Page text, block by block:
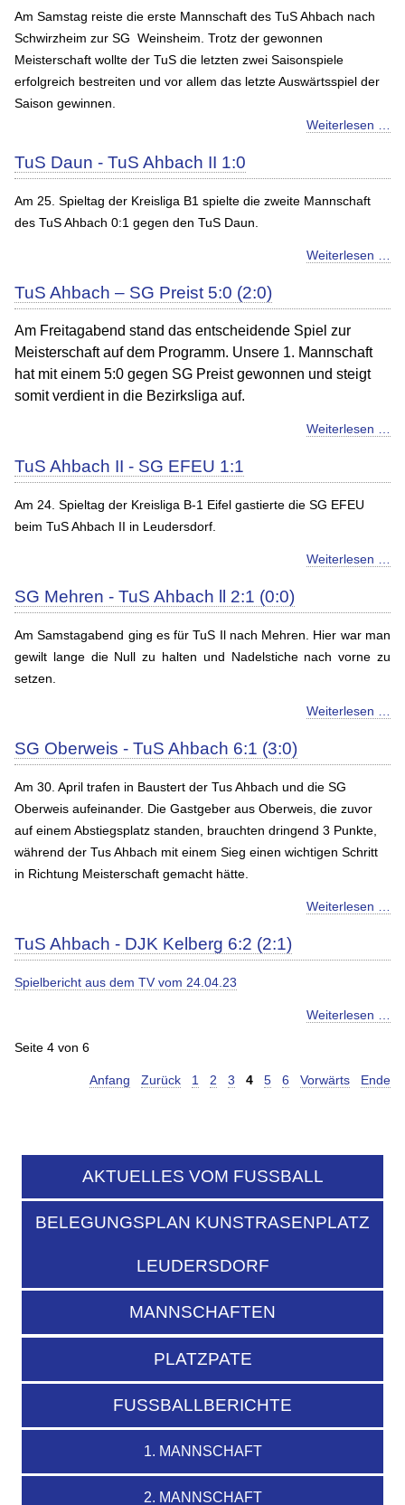
Am Samstag reiste die erste Mannschaft des TuS Ahbach nach
Schwirzheim zur SG Weinsheim. Trotz der gewonnen
Meisterschaft wollte der TuS die letzten zwei Saisonspiele
erfolgreich bestreiten und vor allem das letzte Auswärtsspiel der
Saison gewinnen.
Weiterlesen …
TuS Daun - TuS Ahbach II 1:0
Am 25. Spieltag der Kreisliga B1 spielte die zweite Mannschaft
des TuS Ahbach 0:1 gegen den TuS Daun.
Weiterlesen …
TuS Ahbach – SG Preist 5:0 (2:0)
Am Freitagabend stand das entscheidende Spiel zur
Meisterschaft auf dem Programm. Unsere 1. Mannschaft
hat mit einem 5:0 gegen SG Preist gewonnen und steigt
somit verdient in die Bezirksliga auf.
Weiterlesen …
TuS Ahbach II - SG EFEU 1:1
Am 24. Spieltag der Kreisliga B-1 Eifel gastierte die SG EFEU
beim TuS Ahbach II in Leudersdorf.
Weiterlesen …
SG Mehren - TuS Ahbach ll 2:1 (0:0)
Am Samstagabend ging es für TuS Il nach Mehren. Hier war man
gewilt lange die Null zu halten und Nadelstiche nach vorne zu
setzen.
Weiterlesen …
SG Oberweis - TuS Ahbach 6:1 (3:0)
Am 30. April trafen in Baustert der Tus Ahbach und die SG
Oberweis aufeinander. Die Gastgeber aus Oberweis, die zuvor
auf einem Abstiegsplatz standen, brauchten dringend 3 Punkte,
während der Tus Ahbach mit einem Sieg einen wichtigen Schritt
in Richtung Meisterschaft gemacht hätte.
Weiterlesen …
TuS Ahbach - DJK Kelberg 6:2 (2:1)
Spielbericht aus dem TV vom 24.04.23
Weiterlesen …
Seite 4 von 6
Anfang Zurück 1 2 3 4 5 6 Vorwärts Ende
AKTUELLES VOM FUSSBALL
BELEGUNGSPLAN KUNSTRASENPLATZ
LEUDERSDORF
MANNSCHAFTEN
PLATZPATE
FUSSBALLBERICHTE
1. MANNSCHAFT
2. MANNSCHAFT